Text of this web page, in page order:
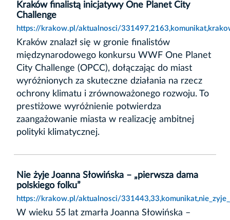
Kraków finalistą inicjatywy One Planet City
Challenge
https://krakow.pl/aktualnosci/
Kraków znalazł się w gronie finalistów
międzynarodowego konkursu WWF One Planet
City Challenge (OPCC), dołączając do miast
wyróżnionych za skuteczne działania na rzecz
ochrony klimatu i zrównoważonego rozwoju. To
prestiżowe wyróżnienie potwierdza
zaangażowanie miasta w realizację ambitnej
polityki klimatycznej.
Nie żyje Joanna Słowińska – „pierwsza dama
polskiego folku”
https://krakow.pl/aktualnosci/
W wieku 55 lat zmarła Joanna Słowińska –